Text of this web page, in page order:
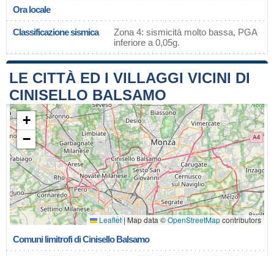
Ora locale
Classificazione sismica
Zona 4: sismicità molto bassa, PGA
inferiore a 0,05g.
LE CITTÀ ED I VILLAGGI VICINI DI
CINISELLO BALSAMO
+
−
Leaflet |Map data ©OpenStreetMapcontributors
Comuni limitrofi di Cinisello Balsamo